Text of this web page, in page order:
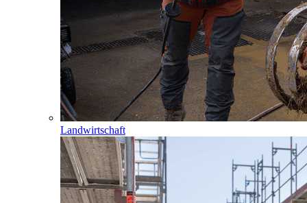
Landwirtschaft